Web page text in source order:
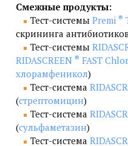
Смежные продукты:
Тест-системы Premi ®
скрининга антибиотиков
Тест-системы
RIDASCREEN ® FAST
хлорамфеникол)
Тест-система
(стрептомицин)
Тест-система
(сульфаметазин)
Тест-система